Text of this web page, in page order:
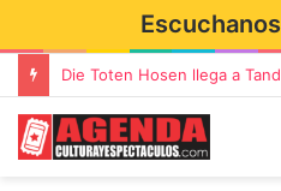
Escuchanos